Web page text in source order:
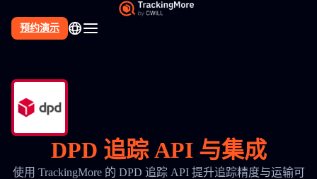
预约演示
DPD 追踪 API 与集成
使用 TrackingMore 的 DPD 追踪 API 提升追踪精度与运输可